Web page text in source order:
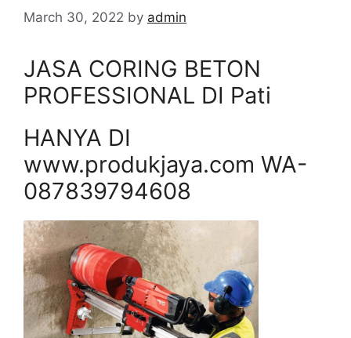
March 30, 2022 by admin
JASA CORING BETON
PROFESSIONAL DI Pati
HANYA DI
www.produkjaya.com WA-
087839794608